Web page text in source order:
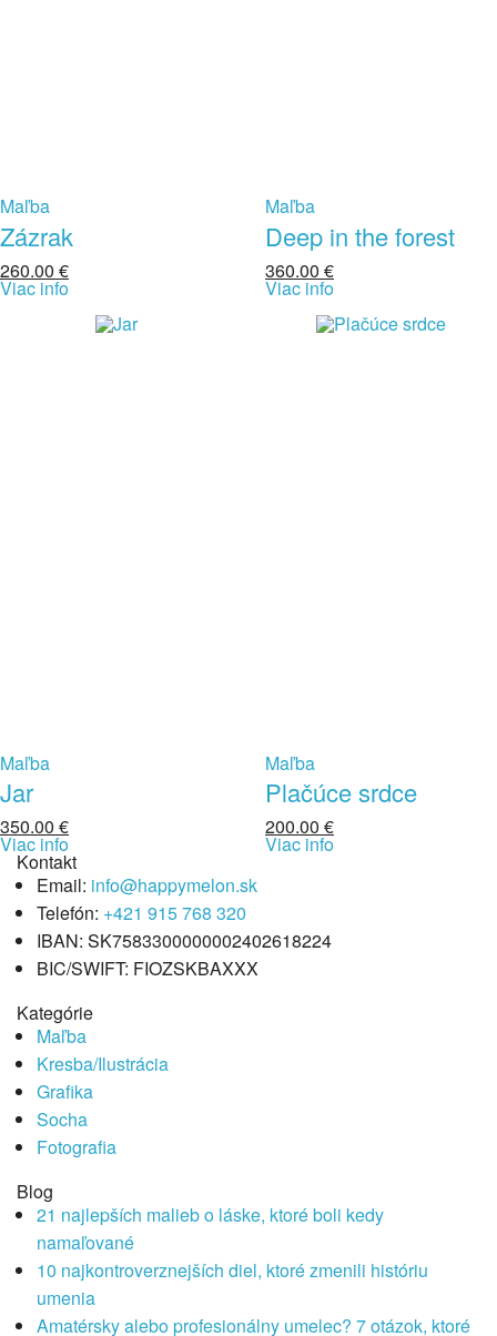
Maľba
Zázrak
260.00 €
Viac info
Maľba
Deep in the forest
360.00 €
Viac info
Maľba
Jar
350.00 €
Viac info
Maľba
Plačúce srdce
200.00 €
Viac info
Kontakt
Email: info@happymelon.sk
Telefón: +421 915 768 320
IBAN: SK7583300000002402618224
BIC/SWIFT: FIOZSKBAXXX
Kategórie
Maľba
Kresba/Ilustrácia
Grafika
Socha
Fotografia
Blog
21 najlepších malieb o láske, ktoré boli kedy
namaľované
10 najkontroverznejších diel, ktoré zmenili históriu
umenia
Amatérsky alebo profesionálny umelec? 7 otázok, ktoré